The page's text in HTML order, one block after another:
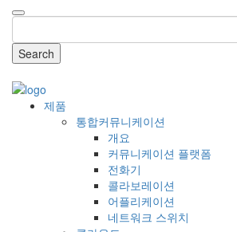
Search
제품
통합커뮤니케이션
개요
커뮤니케이션 플랫폼
전화기
콜라보레이션
어플리케이션
네트워크 스위치